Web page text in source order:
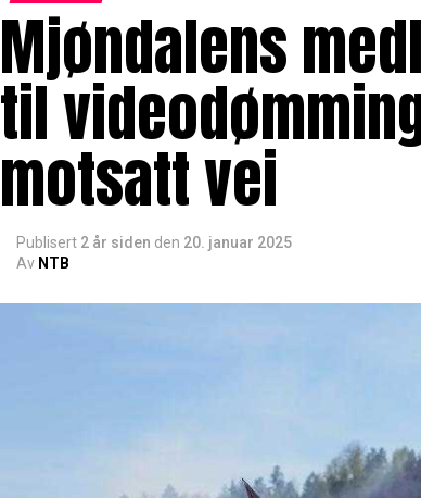
Mjøndalens
til
motsatt vei
Publisert 2 år siden den 20. januar 2025
Av NTB